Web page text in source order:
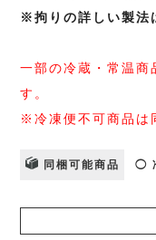
※拘りの詳しい製法
一部の冷蔵・常温商
す。
※冷凍便不可商品は
同梱可能商品 ◯